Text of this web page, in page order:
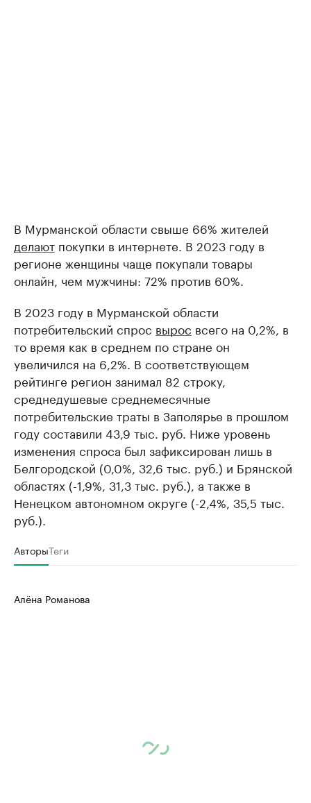
В Мурманской области свыше 66% жителей
делают покупки в интернете. В 2023 году в
регионе женщины чаще покупали товары
онлайн, чем мужчины: 72% против 60%.
В 2023 году в Мурманской области
потребительский спрос вырос всего на 0,2%, в
то время как в среднем по стране он
увеличился на 6,2%. В соответствующем
рейтинге регион занимал 82 строку,
среднедушевые среднемесячные
потребительские траты в Заполярье в прошлом
году составили 43,9 тыс. руб. Ниже уровень
изменения спроса был зафиксирован лишь в
Белгородской (0,0%, 32,6 тыс. руб.) и Брянской
областях (-1,9%, 31,3 тыс. руб.), а также в
Ненецком автономном округе (-2,4%, 35,5 тыс.
руб.).
АвторыТеги
Алёна Романова